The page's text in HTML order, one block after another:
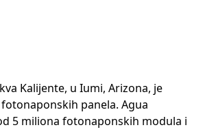
Kalijente, u Iumi, Arizona, je
panela. Agua
5 miliona fotonaponskih modula i